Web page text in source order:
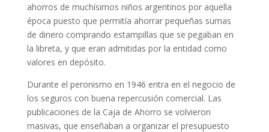
ahorros de muchísimos niños argentinos por aquella
época puesto que permitía ahorrar pequeñas sumas
de dinero comprando estampillas que se pegaban en
la libreta, y que eran admitidas por la entidad como
valores en depósito.
Durante el peronismo en 1946 entra en el negocio de
los seguros con buena repercusión comercial. Las
publicaciones de la Caja de Ahorro se volvieron
masivas, que enseñaban a organizar el presupuesto